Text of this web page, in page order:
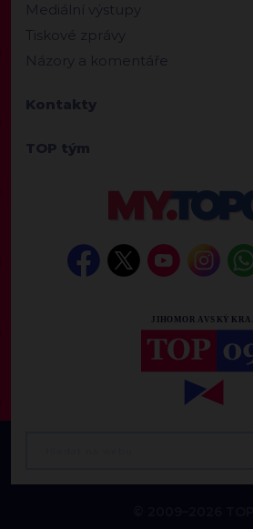
Mediální výstupy
Tiskové zprávy
Názory a komentáře
Kontakty
TOP tým